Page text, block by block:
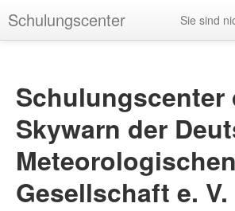
Schulungscenter Sie sind
Schulungscenter
Skywarn der
Meteorologischen
Gesellschaft e. V.